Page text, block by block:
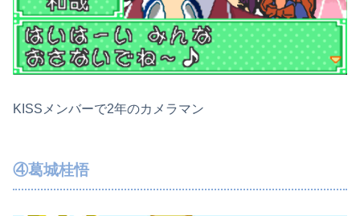
KISSメンバーで2年のカメラマン
④葛城桂悟